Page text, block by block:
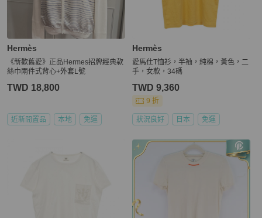
Hermès
《新歡舊愛》正品Hermes招牌經典款
絲巾兩件式背心+外套L號
TWD 18,800
近新閒置品 本地 免運
Hermès
愛馬仕T恤衫，半袖，純棉，黃色，二
手，女款，34碼
TWD 9,360
9 折
狀況良好 日本 免運